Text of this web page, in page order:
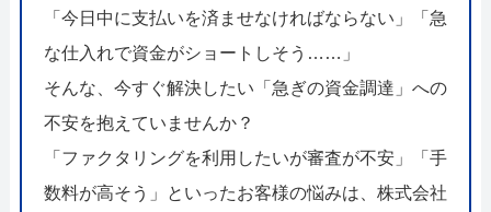
「今日中に支払いを済ませなければならない」「急
な仕入れで資金がショートしそう……」
そんな、今すぐ解決したい「急ぎの資金調達」への
不安を抱えていませんか？
「ファクタリングを利用したいが審査が不安」「手
数料が高そう」といったお客様の悩みは、株式会社